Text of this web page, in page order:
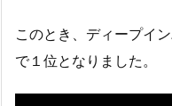
このとき、ディープイ
で１位となりました。